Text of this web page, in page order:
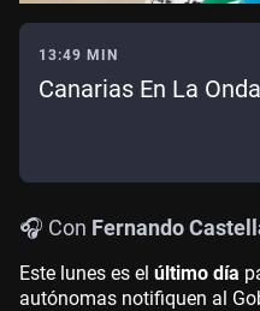
13:49 MIN
Canarias En La
🎧 Con Fernando
Este lunes es el último día
autónomas notifiquen al